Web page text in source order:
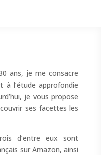
ans, je me consacre
à l’étude approfondie
je vous propose
ses facettes les
d’entre eux sont
sur Amazon, ainsi